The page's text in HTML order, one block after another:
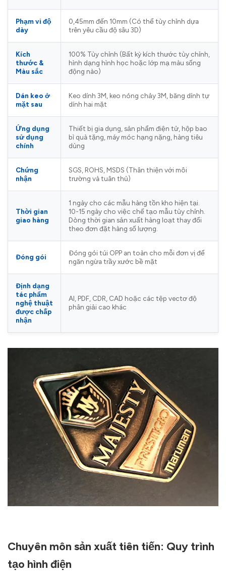
Phạm vi độ
dày
0,45mm đến 10mm (Có thể tùy chỉnh dựa
trên yêu cầu độ sâu 3D)
Kích
thước &
Màu sắc
100% Tùy chỉnh (Bất kỳ kích thước tùy chỉnh,
hình dạng hình học hoặc lớp mạ màu sống
động nào)
Dán keo ở
mặt sau
Keo dính 3M, keo nóng chảy 3M, băng dính tự
dính hai mặt
Ứng dụng
sử dụng
chính
Thiết bị gia dụng, sản phẩm điện tử, hộp bao
bì quà tặng, máy móc hạng nặng, hàng tiêu
dùng
Chứng
nhận
SGS, ROHS, MSDS (Thân thiện với môi
trường và tuân thủ)
Thời gian
giao hàng
1 ngày cho các mẫu hàng tồn kho hiện tại.
10-15 ngày cho việc chế tạo mẫu tùy chỉnh.
Dòng thời gian sản xuất hàng loạt thay đổi
theo đơn đặt hàng số lượng.
Đóng gói
Đóng gói túi OPP an toàn cho mỗi đơn vị để
ngăn ngừa trầy xước bề mặt
Định dạng
tác phẩm
nghệ thuật
được chấp
nhận
AI, PDF, CDR, CAD hoặc các tệp vectơ độ
phân giải cao khác
Chuyên môn sản xuất tiên tiến: Quy trình
tạo hình điện